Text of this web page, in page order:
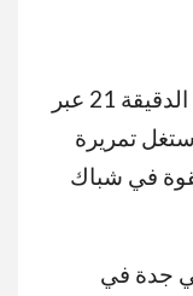
افتتح بيراميدز التسجيل مبكرًا في الدقيقة 21 عبر
تمريرة
في شباك
جدة في